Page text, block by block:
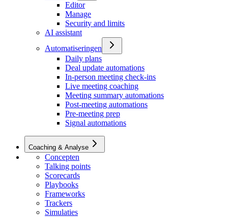
Editor
Manage
Security and limits
AI assistant
Automatiseringen
Daily plans
Deal update automations
In-person meeting check-ins
Live meeting coaching
Meeting summary automations
Post-meeting automations
Pre-meeting prep
Signal automations
Coaching & Analyse
Concepten
Talking points
Scorecards
Playbooks
Frameworks
Trackers
Simulaties